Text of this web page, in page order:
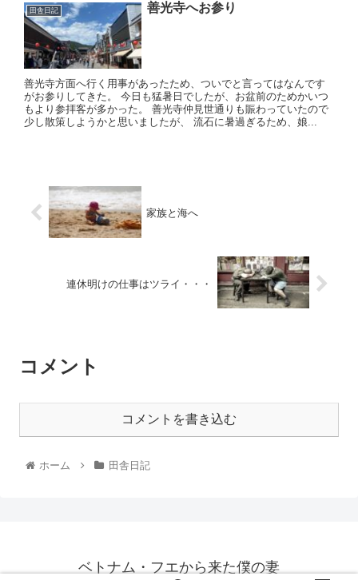
田舎日記 善光寺へお参り
善光寺方面へ行く用事があったため、ついでと言ってはなんです
がお参りしてきた。 今日も猛暑日でしたが、お盆前のためかいつ
もより参拝客が多かった。 善光寺仲見世通りも賑わっていたので
少し散策しようかと思いましたが、 流石に暑過ぎるため、娘...
家族と海へ
連休明けの仕事はツライ・・・
コメント
コメントを書き込む
ホーム 田舎日記
ベトナム・フエから来た僕の妻